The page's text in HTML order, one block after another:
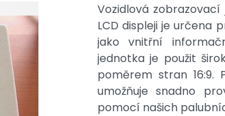
Vozidlová
LCD displeji je určena
jako vnitřní
jednotka je použit
poměrem stran 16:9.
umožňuje snadno
pomocí našich